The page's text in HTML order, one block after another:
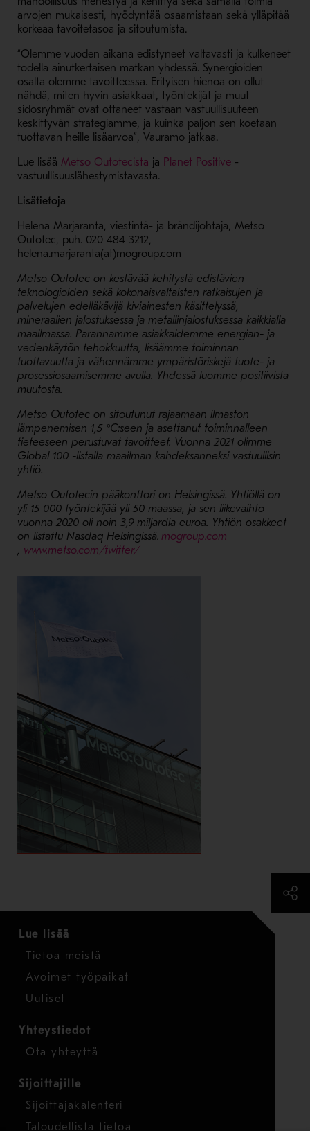
arvojen mukaisesti, hyödyntää osaamistaan sekä ylläpitää
korkeaa tavoitetasoa ja sitoutumista.
“Olemme vuoden aikana edistyneet valtavasti ja kulkeneet
todella ainutkertaisen matkan yhdessä. Synergioiden
osalta olemme tavoitteessa. Erityisen hienoa on ollut
nähdä, miten hyvin asiakkaat, työntekijät ja muut
sidosryhmät ovat ottaneet vastaan vastuullisuuteen
keskittyvän strategiamme, ja kuinka paljon sen koetaan
tuottavan heille lisäarvoa”, Vauramo jatkaa.
Lue lisää Metso Outotecista- Avaa uudessa ikkunassa
ja Planet Positive- Avaa uudessa
-
vastuullisuuslähestymistavasta.
Lisätietoja
Helena Marjaranta, viestintä- ja brändijohtaja, Metso
Outotec, puh. 020 484 3212,
helena.marjaranta(at)mogroup.com
Metso Outotec on kestävää kehitystä edistävien
teknologioiden sekä kokonaisvaltaisten ratkaisujen ja
palvelujen edelläkävijä kiviainesten käsittelyssä,
mineraalien jalostuksessa ja metallinjalostuksessa kaikkialla
maailmassa. Parannamme asiakkaidemme energian- ja
vedenkäytön tehokkuutta, lisäämme toiminnan
tuottavuutta ja vähennämme ympäristöriskejä tuote- ja
prosessiosaamisemme avulla. Yhdessä luomme positiivista
muutosta.
Metso Outotec on sitoutunut rajaamaan ilmaston
lämpenemisen 1,5 °C:seen ja asettanut toiminnalleen
tieteeseen perustuvat tavoitteet. Vuonna 2021 olimme
Global 100 -listalla maailman kahdeksanneksi vastuullisin
yhtiö.
Metso Outotecin pääkonttori on Helsingissä. Yhtiöllä on
yli 15 000 työntekijää yli 50 maassa, ja sen liikevaihto
vuonna 2020 oli noin 3,9 miljardia euroa. Yhtiön osakkeet
on listattu Nasdaq Helsingissä. mogroup.com
- Avaa uudessa ikkunassa
, www.metso.com/twitter/- Avaa uudessa ikkunassa
Lue lisää
Tietoa meistä
Avoimet työpaikat
Uutiset
Yhteystiedot
Ota yhteyttä
Sijoittajille
Sijoittajakalenteri
Taloudellista tietoa